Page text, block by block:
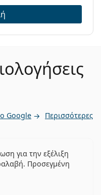
Google Περισσότερες
για την εξέλιξη
Προσεγμένη